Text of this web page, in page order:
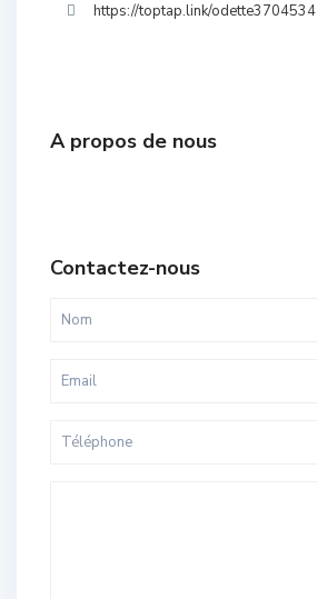
https://toptap.link/odette3704534
A propos de nous
Contactez-nous